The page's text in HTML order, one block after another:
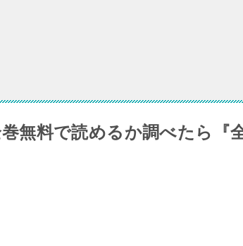
無料で読めるか調べたら『